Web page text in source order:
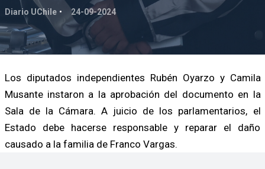
Diario UChile 24-09-2024
Los diputados independientes Rubén Oyarzo y Camila
Musante instaron a la aprobación del documento en la
Sala de la Cámara. A juicio de los parlamentarios, el
Estado debe hacerse responsable y reparar el daño
causado a la familia de Franco Vargas.